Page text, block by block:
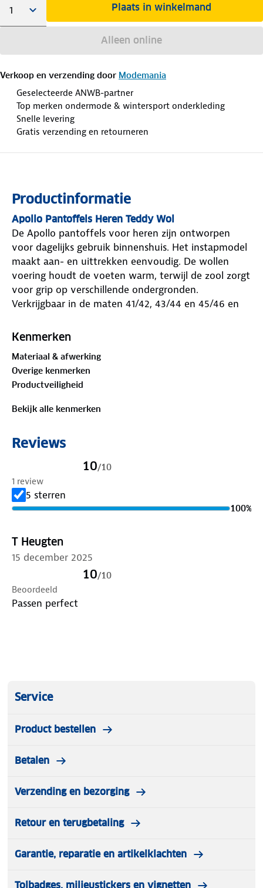
Plaats in winkelmand
Alleen online
Verkoop en verzending door Modemania
Geselecteerde ANWB-partner
Top merken ondermode & wintersport onderkleding
Snelle levering
Gratis verzending en retourneren
Productinformatie
Apollo Pantoffels Heren Teddy Wol
De Apollo pantoffels voor heren zijn ontworpen
voor dagelijks gebruik binnenshuis. Het instapmodel
maakt aan- en uittrekken eenvoudig. De wollen
voering houdt de voeten warm, terwijl de zool zorgt
voor grip op verschillende ondergronden.
Verkrijgbaar in de maten 41/42, 43/44 en 45/46 en
Apollo Pantoffels Heren Teddy Wol
Merk: Apollo
Inhoud: 1 paar wollen instap pantoffels
Geslacht: Heren
Maten: 41/42, 43/44 &45/46
Kenmerken
Materiaal & afwerking
Overige kenmerken
Productveiligheid
Bekijk alle kenmerken
Reviews
10/10
1 review
5 sterren
100%
T Heugten
15 december 2025
10/10
Beoordeeld
Passen perfect
Service
Product bestellen
Betalen
Verzending en bezorging
Retour en terugbetaling
Garantie, reparatie en artikelklachten
Tolbadges, milieustickers en vignetten